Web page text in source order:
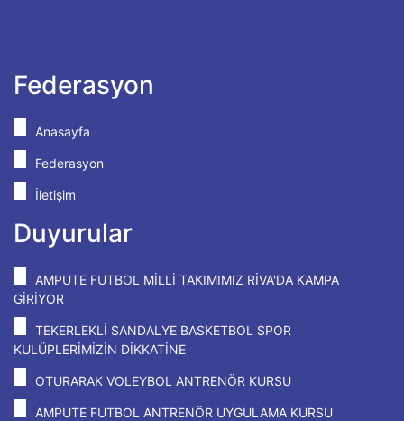
Federasyon
Anasayfa
Federasyon
İletişim
Duyurular
AMPUTE FUTBOL MİLLİ TAKIMIMIZ RİVA'DA KAMPA
GİRİYOR
TEKERLEKLİ SANDALYE BASKETBOL SPOR
KULÜPLERİMİZİN DİKKATİNE
OTURARAK VOLEYBOL ANTRENÖR KURSU
AMPUTE FUTBOL ANTRENÖR UYGULAMA KURSU